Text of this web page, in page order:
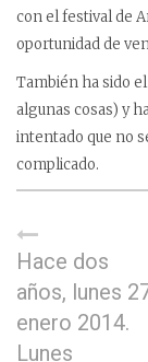
con el festival de
oportunidad de
También ha sido
algunas cosas) y
intentado que no
complicado.
Hace dos
años, lunes
enero 2014.
Lunes